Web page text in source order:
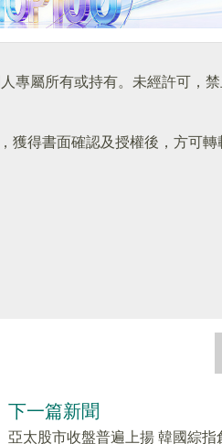
專屬所有或持有。未經許可，禁
，獲得書面確認及授權後，方可轉
下一篇新聞
亞太股市收盤普遍上揚 韓國綜指